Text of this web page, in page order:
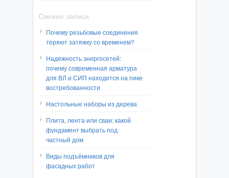
Свежие записи
Почему резьбовые соединения
теряют затяжку со временем?
Надежность энергосетей:
почему современная арматура
для ВЛ и СИП находится на пике
востребованности
Настольные наборы из дерева
Плита, лента или сваи: какой
фундамент выбрать под
частный дом
Виды подъёмников для
фасадных работ